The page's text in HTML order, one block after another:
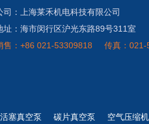
司：上海莱禾机电科技有限公司
址：海市闵行区沪光东路89号311室
售：+86 021-53309818
传真：021-
活塞真空泵 碳片真空泵 空气压缩机